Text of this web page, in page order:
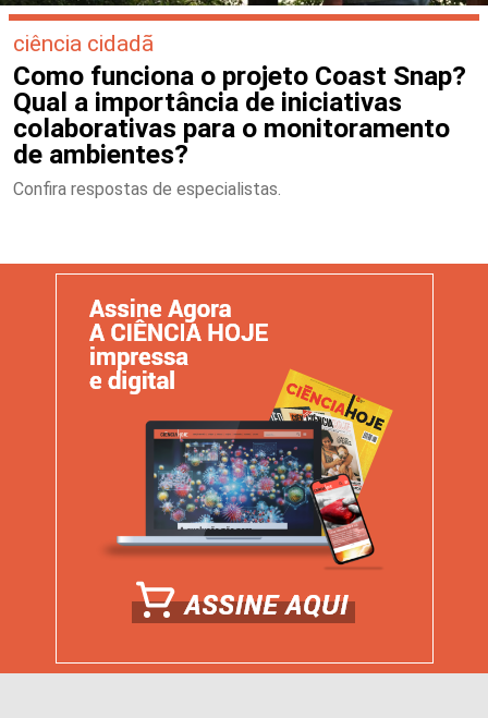
ciência cidadã
Como funciona o projeto Coast Snap?
Qual a importância de iniciativas
colaborativas para o monitoramento
de ambientes?
Confira respostas de especialistas.